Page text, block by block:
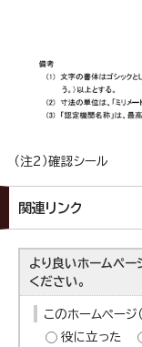
（注2）確認シール
関連リンク
より良いホームペー
ください。
このホームページ
役に立った